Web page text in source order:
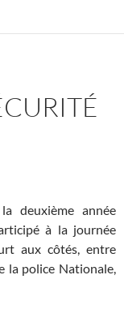
deuxième année
à la journée
aux côtés, entre
la police Nationale,